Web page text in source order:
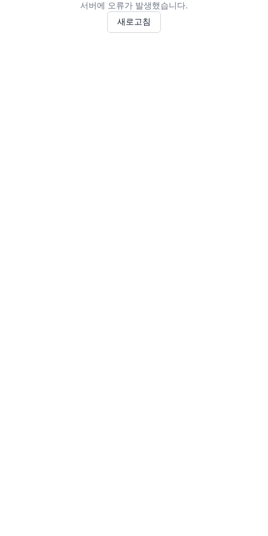
서버에 오류가 발생했습니다.
새로고침